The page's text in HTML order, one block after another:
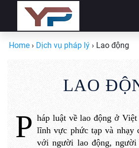
Home › Dịch vụ pháp lý › Lao động
LAO
P háp luật về lao động ở
lĩnh vực phức tạp và nhạy
với người lao động, người